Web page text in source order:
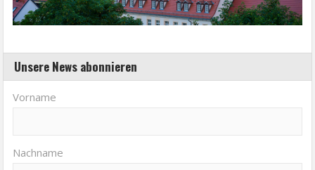
Unsere News abonnieren
Vorname
Nachname